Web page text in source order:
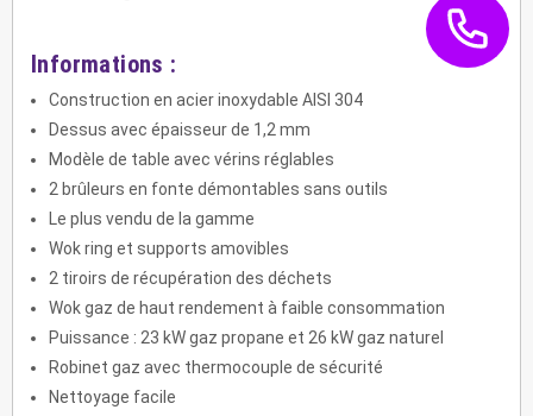
Informations :
Construction en acier inoxydable AISI 304
Dessus avec épaisseur de 1,2 mm
Modèle de table avec vérins réglables
2 brûleurs en fonte démontables sans outils
Le plus vendu de la gamme
Wok ring et supports amovibles
2 tiroirs de récupération des déchets
Wok gaz de haut rendement à faible consommation
Puissance : 23 kW gaz propane et 26 kW gaz naturel
Robinet gaz avec thermocouple de sécurité
Nettoyage facile